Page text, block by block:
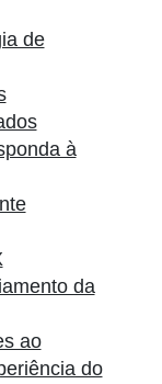
de
à
da
ao
do